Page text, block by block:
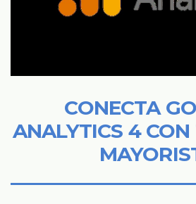
CONECTA
ANALYTICS 4